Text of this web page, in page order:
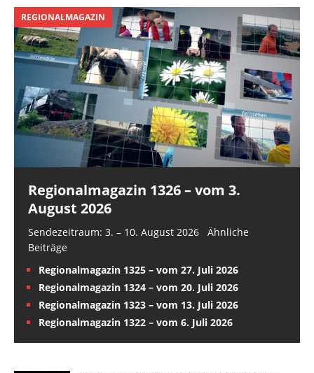
REGIONALMAGAZIN
Regionalmagazin 1326 – vom 3.
August 2026
Sendezeitraum: 3. – 10. August 2026 Ähnliche
Beiträge
Regionalmagazin 1325 – vom 27. Juli 2026
Regionalmagazin 1324 – vom 20. Juli 2026
Regionalmagazin 1323 – vom 13. Juli 2026
Regionalmagazin 1322 – vom 6. Juli 2026